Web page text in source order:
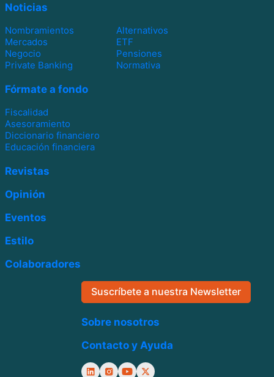
Noticias
Nombramientos
Alternativos
Mercados
ETF
Negocio
Pensiones
Private Banking
Normativa
Fórmate a fondo
Fiscalidad
Asesoramiento
Diccionario financiero
Educación financiera
Revistas
Opinión
Eventos
Estilo
Colaboradores
Suscríbete a nuestra Newsletter
Sobre nosotros
Contacto y Ayuda